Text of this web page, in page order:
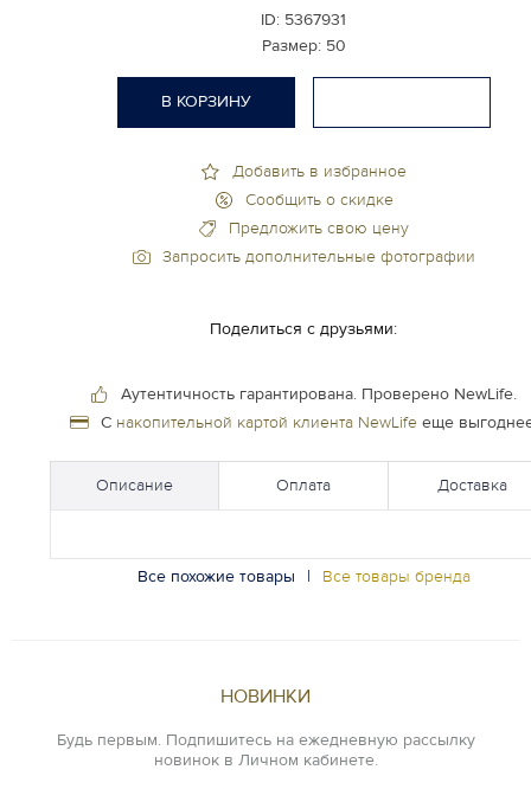
ID: 5367931
Размер: 50
Добавить в избранное
Сообщить о скидке
Предложить свою цену
Запросить дополнительные фотографии
В КОРЗИНУ
Поделиться с друзьями:
Аутентичность гарантирована. Проверено NewLife.
С накопительной картой клиента NewLifeеще
Описание Оплата Доставка
Все похожие товары | Все товары бренда
НОВИНКИ
Будь первым. Подпишитесь на ежедневную рассылку
новинок в Личном кабинете.